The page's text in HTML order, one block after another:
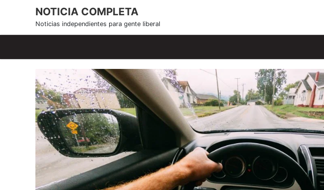
NOTICIA COMPLETA
Noticias independientes para gente liberal